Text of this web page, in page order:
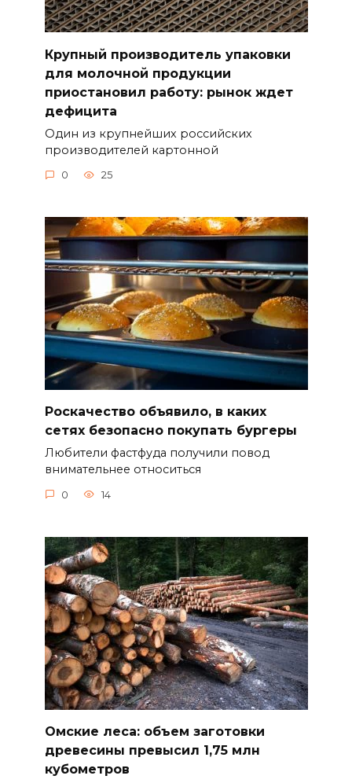
Крупный производитель упаковки
для молочной продукции
приостановил работу: рынок ждет
дефицита
Один из крупнейших российских
производителей картонной
0 25
Роскачество объявило, в каких
сетях безопасно покупать бургеры
Любители фастфуда получили повод
внимательнее относиться
0 14
Омские леса: объем заготовки
древесины превысил 1,75 млн
кубометров